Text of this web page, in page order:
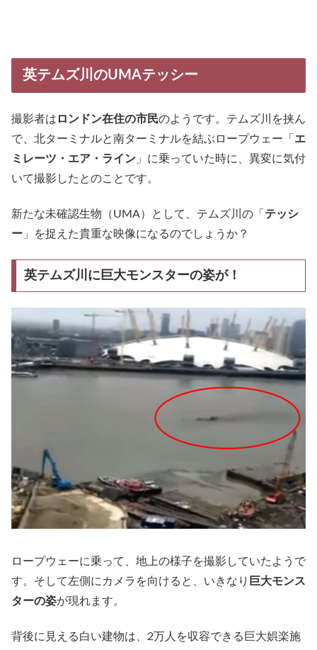
英テムズ川のUMAテッシー
撮影者は ロンドン在住の市民のようです。テムズ川を挟ん
で、北ターミナルと南ターミナルを結ぶロープウェー「 エ
ミレーツ・エア・ライン 」に乗っていた時に、異変に気付
いて撮影したとのことです。
新たな未確認生物（UMA）として、テムズ川の「 テッシ
ー 」を捉えた貴重な映像になるのでしょうか？
英テムズ川に巨大モンスターの姿が！
ロープウェーに乗って、地上の様子を撮影していたようで
す。そして左側にカメラを向けると、いきなり 巨大モンス
ターの姿が現れます。
背後に見える白い建物は、2万人を収容できる巨大娯楽施